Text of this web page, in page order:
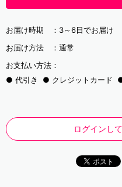
お届け時期 ： 3～6日でお届け
お届け方法 ： 通常
お支払い方法：
代引き
クレジットカード
ログインし